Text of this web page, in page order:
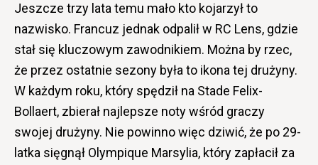
Jeszcze trzy lata temu mało kto kojarzył to
nazwisko. Francuz jednak odpalił w RC Lens, gdzie
stał się kluczowym zawodnikiem. Można by rzec,
że przez ostatnie sezony była to ikona tej drużyny.
W każdym roku, który spędził na Stade Felix-
Bollaert, zbierał najlepsze noty wśród graczy
swojej drużyny. Nie powinno więc dziwić, że po 29-
latka sięgnął Olympique Marsylia, który zapłacił za